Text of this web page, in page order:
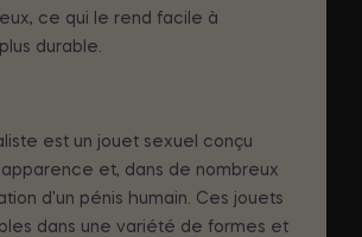
ce qui le rend facile à
durable.
est un jouet sexuel conçu
et, dans de nombreux
d'un pénis humain. Ces jouets
dans une variété de formes et